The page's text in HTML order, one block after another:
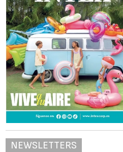
NEWSLETTERS